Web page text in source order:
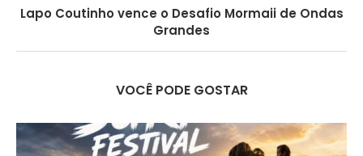
Lapo Coutinho vence o Desafio Mormaii de Ondas
Grandes
VOCÊ PODE GOSTAR